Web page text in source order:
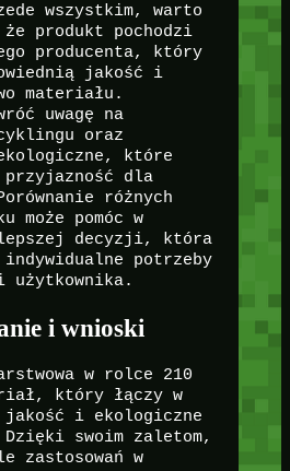
wszystkim, warto
produkt pochodzi
producenta, który
jakość i
materiału.
uwagę na
oraz
które
dla
różnych
może pomóc w
decyzji, która
indywidualne potrzeby
użytkownika.
i wnioski
w rolce 210
który łączy w
jakość i ekologiczne
swoim zaletom,
zastosowań w